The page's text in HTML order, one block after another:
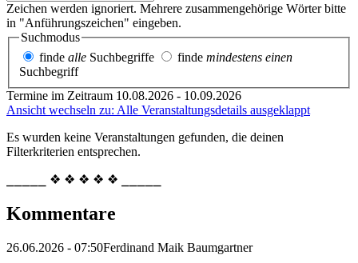
Zeichen werden ignoriert. Mehrere zusammengehörige Wörter bitte
in "Anführungszeichen" eingeben.
Suchmodus
finde alle Suchbegriffe finde mindestens einen
Suchbegriff
Termine im Zeitraum 10.08.2026 - 10.09.2026
Ansicht wechseln zu: Alle Veranstaltungsdetails ausgeklappt
Es wurden keine Veranstaltungen gefunden, die deinen
Filterkriterien entsprechen.
⎯⎯⎯⎯⎯ ❖ ❖ ❖ ❖ ❖ ⎯⎯⎯⎯⎯
Kommentare
26.06.2026 - 07:50Ferdinand Maik Baumgartner